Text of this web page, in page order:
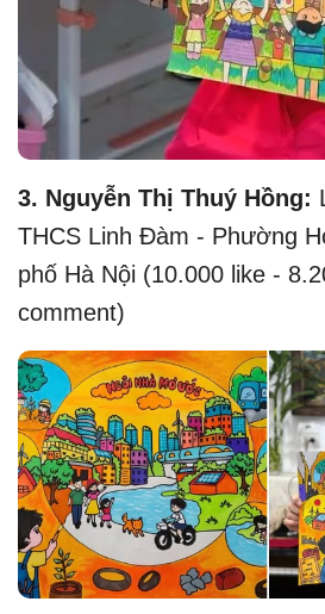
3. Nguyễn Thị Thuý Hồng:
THCS Linh Đàm - Phường
phố Hà Nội (10.000 like -
comment)